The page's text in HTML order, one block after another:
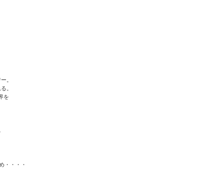
。
。
を
・・・・